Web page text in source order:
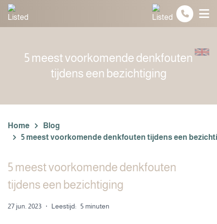
Spring naar inhoud
5 meest voorkomende denkfouten
tijdens een bezichtiging
Home
Blog
5 meest voorkomende denkfouten tijdens een
5 meest voorkomende denkfouten
tijdens een bezichtiging
27 jun. 2023 · Leestijd: 5 minuten